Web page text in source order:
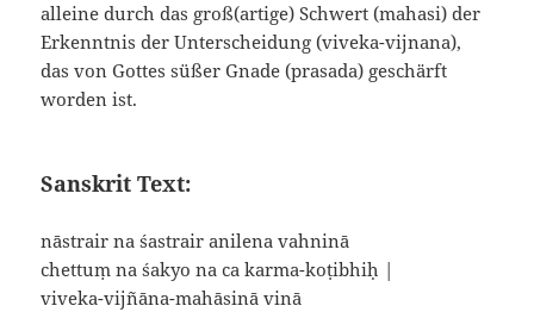
alleine durch das groß(artige) Schwert (mahasi) der
Erkenntnis der Unterscheidung (viveka-vijnana),
das von Gottes süßer Gnade (prasada) geschärft
worden ist.
Sanskrit Text:
nāstrair na śastrair anilena vahninā
chettuṃ na śakyo na ca karma-koṭibhiḥ |
viveka-vijñāna-mahāsinā vinā